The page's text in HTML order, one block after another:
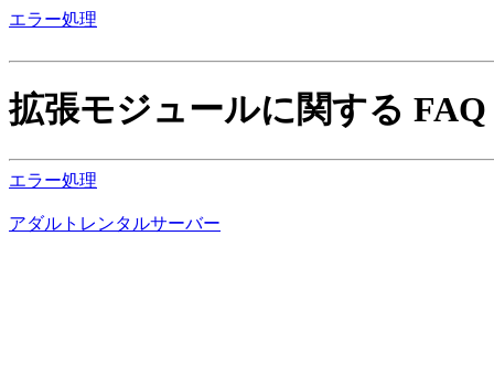
エラー処理
拡張モジュールに関する FAQ
エラー処理
アダルトレンタルサーバー